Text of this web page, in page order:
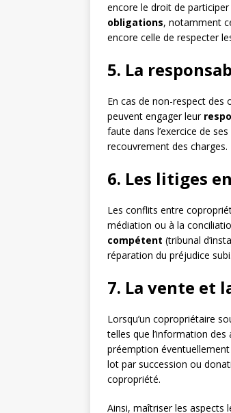
encore le droit de
obligations, notamment
encore celle de respecter
5. La
En cas de non-respect
peuvent engager leur
faute dans l’exercice de
recouvrement des charges.
6. Les litiges
Les conflits entre
médiation ou à la
compétent (tribunal
réparation du préjudice subi.
7. La vente et
Lorsqu’un copropriétaire
telles que l’information
préemption
lot par succession ou
copropriété.
Ainsi, maîtriser les aspects